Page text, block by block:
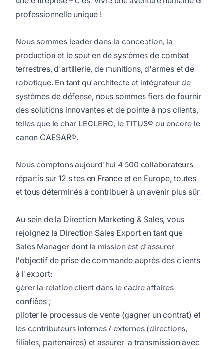
professionnelle unique !
Nous sommes leader dans la conception, la
production et le soutien de systèmes de combat
terrestres, d'artillerie, de munitions, d'armes et de
robotique. En tant qu'architecte et intégrateur de
systèmes de défense, nous sommes fiers de fournir
des solutions innovantes et de pointe à nos clients,
telles que le char LECLERC, le TITUS® ou encore le
canon CAESAR®.
Nous comptons aujourd'hui 4 500 collaborateurs
répartis sur 12 sites en France et en Europe, toutes
et tous déterminés à contribuer à un avenir plus sûr.
Au sein de la Direction Marketing & Sales, vous
rejoignez la Direction Sales Export en tant que
Sales Manager dont la mission est d'assurer
l'objectif de prise de commande auprès des clients
à l'export:
gérer la relation client dans le cadre affaires
confiées ;
piloter le processus de vente (gagner un contrat) et
les contributeurs internes / externes (directions,
filiales, partenaires) et assurer la transmission avec